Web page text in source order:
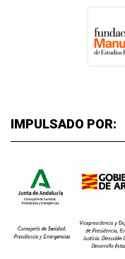
IMPULSADO POR: